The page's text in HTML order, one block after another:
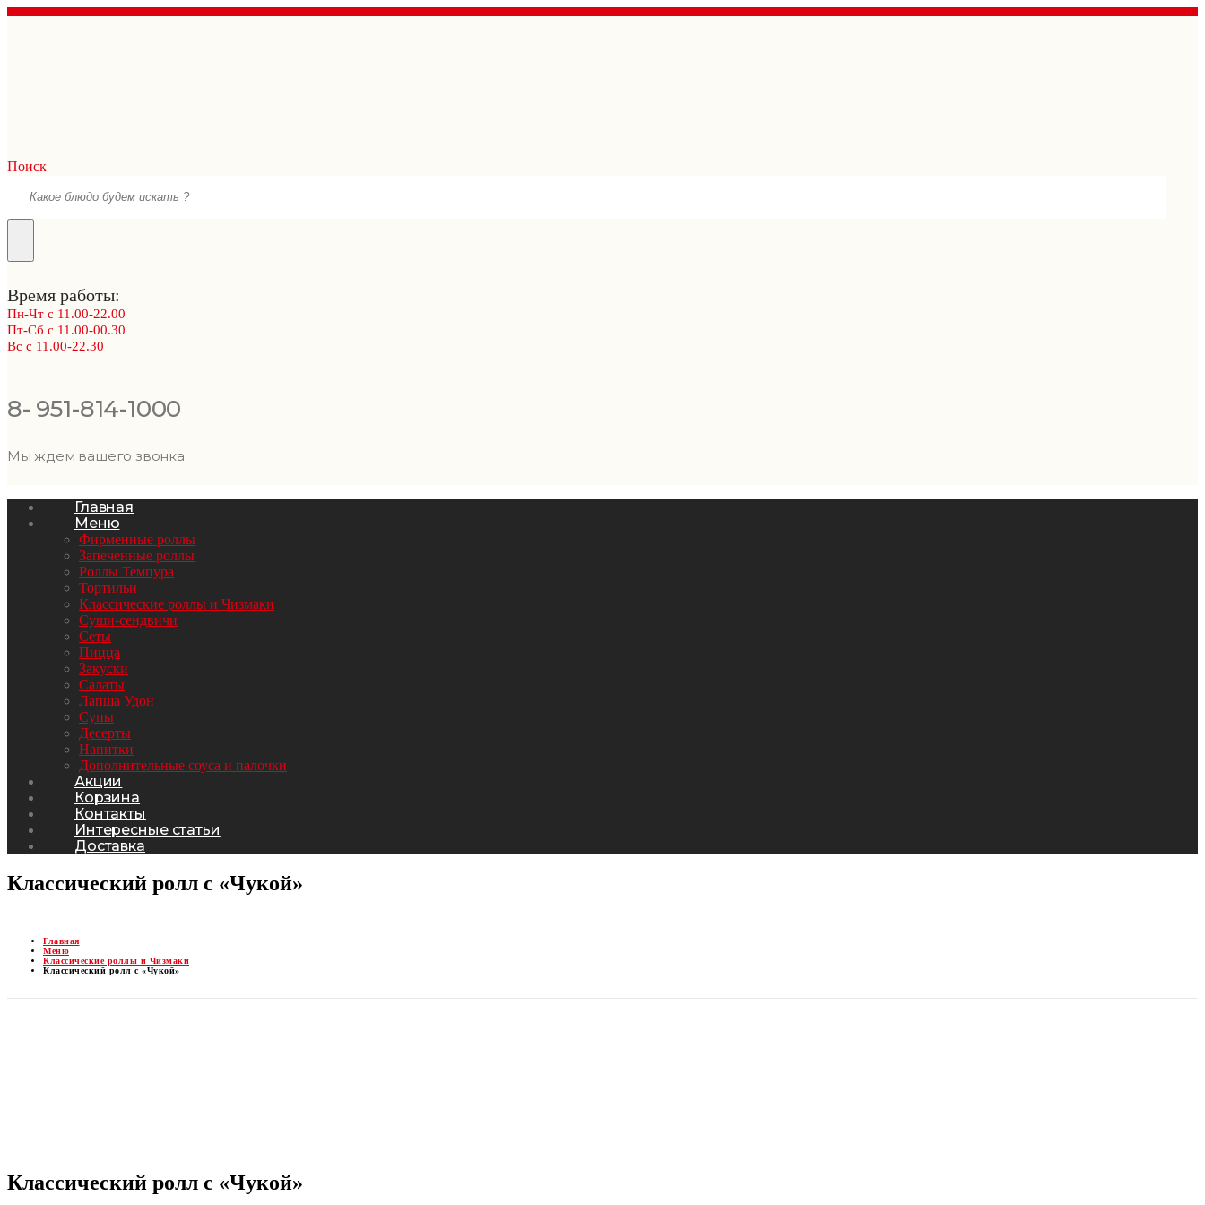
Поиск
Время работы:
Пн-Чт с 11.00-22.00
Пт-Сб с 11.00-00.30
Вс с 11.00-22.30
8- 951-814-1000
Мы ждем вашего звонка
Главная
Меню
Фирменные роллы
Запеченные роллы
Роллы Темпура
Тортильи
Классические роллы и Чизмаки
Суши-сендвичи
Сеты
Пицца
Закуски
Салаты
Лапша Удон
Супы
Десерты
Напитки
Дополнительные соуса и палочки
Акции
Корзина
Контакты
Интересные статьи
Доставка
Классический ролл с «Чукой»
Главная
Меню
Классические роллы и Чизмаки
Классический ролл с «Чукой»
Классический ролл с «Чукой»